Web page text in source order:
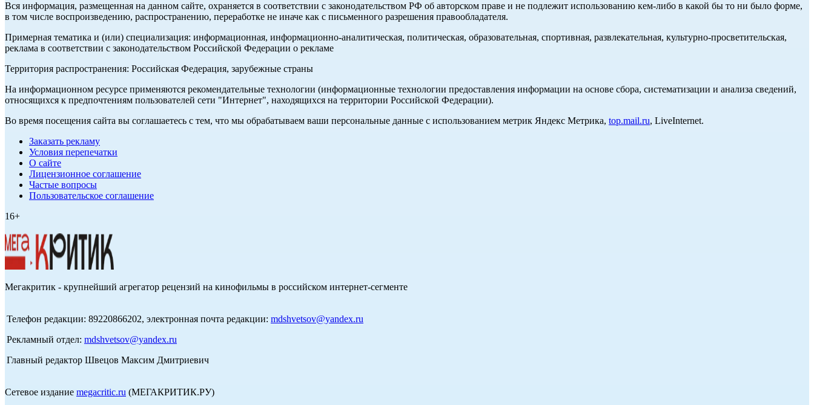
Вся информация, размещенная на данном сайте, охраняется в соответствии с законодательством РФ об авторском праве и не подлежит использованию кем-либо в какой бы то ни было форме,
в том числе воспроизведению, распространению, переработке не иначе как с письменного разрешения правообладателя.
Примерная тематика и (или) специализация: информационная, информационно-аналитическая, политическая, образовательная, спортивная, развлекательная, культурно-просветительская,
реклама в соответствии с законодательством Российской Федерации о рекламе
Территория распространения: Российская Федерация, зарубежные страны
На информационном ресурсе применяются рекомендательные технологии (информационные технологии предоставления информации на основе сбора, систематизации и анализа сведений,
относящихся к предпочтениям пользователей сети "Интернет", находящихся на территории Российской Федерации).
Во время посещения сайта вы соглашаетесь с тем, что мы обрабатываем ваши персональные данные с использованием метрик Яндекс Метрика, top.mail.ru, LiveInternet.
Заказать рекламу
Условия перепечатки
О сайте
Лицензионное соглашение
Частые вопросы
Пользовательское соглашение
16+
Мегакритик - крупнейший агрегатор рецензий на кинофильмы в российском интернет-сегменте
Телефон редакции: 89220866202, электронная почта редакции: mdshvetsov@yandex.ru
Рекламный отдел: mdshvetsov@yandex.ru
Главный редактор Швецов Максим Дмитриевич
Сетевое издание megacritic.ru (МЕГАКРИТИК.РУ)